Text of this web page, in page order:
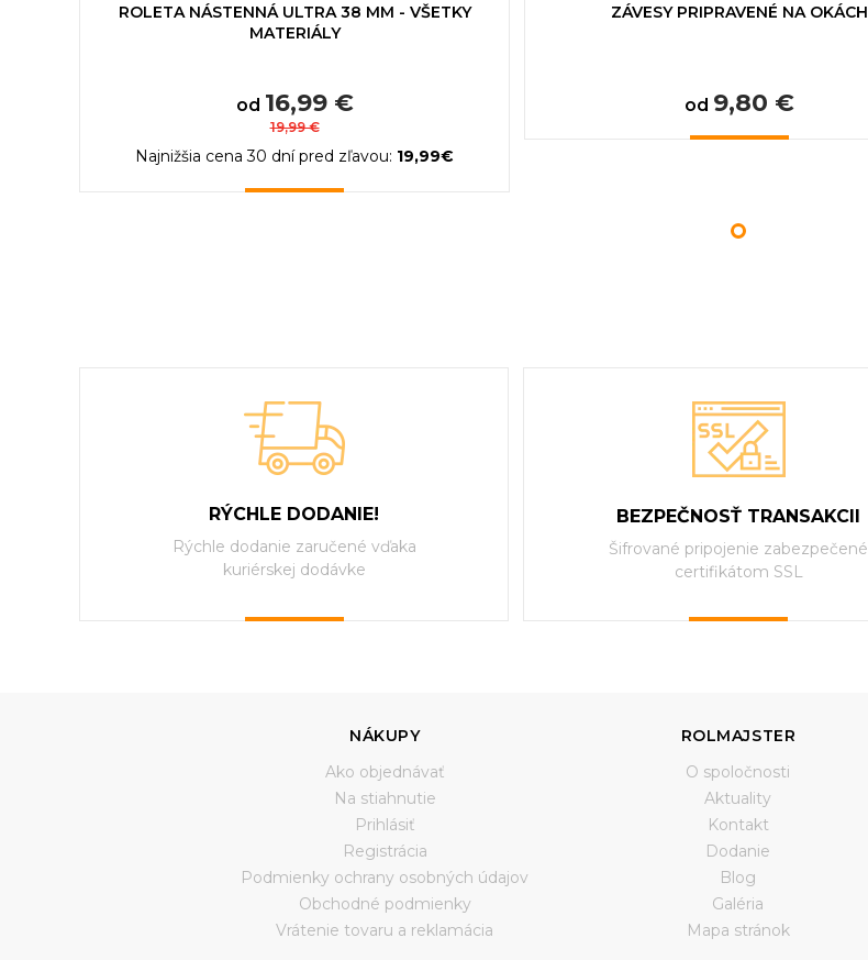
ROLETA NÁSTENNÁ ULTRA 38 MM - VŠETKY
MATERIÁLY
od 16,99 €
19,99 €
Najnižšia cena 30 dní pred zľavou: 19,99€
ZÁVESY PRIPRAVENÉ NA OKÁCH
od 9,80 €
RÝCHLE DODANIE!
Rýchle dodanie zaručené vďaka
kuriérskej dodávke
BEZPEČNOSŤ TRANSAKCII
Šifrované pripojenie zabezpečené
certifikátom SSL
NÁKUPY
Ako objednávať
Na stiahnutie
Prihlásiť
Registrácia
Podmienky ochrany osobných údajov
Obchodné podmienky
Vrátenie tovaru a reklamácia
ROLMAJSTER
O spoločnosti
Aktuality
Kontakt
Dodanie
Blog
Galéria
Mapa stránok